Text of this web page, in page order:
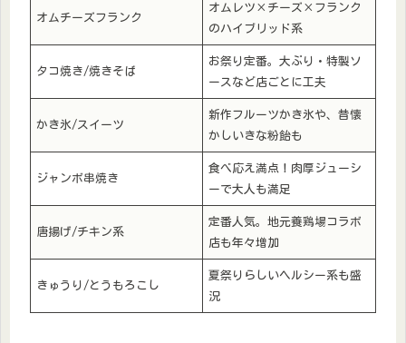
オムチーズフランク
オムレツ×チーズ×フランク
のハイブリッド系
タコ焼き/焼きそば
お祭り定番。大ぶり・特製ソ
ースなど店ごとに工夫
かき氷/スイーツ
新作フルーツかき氷や、昔懐
かしいきな粉飴も
ジャンボ串焼き
食べ応え満点！肉厚ジューシ
ーで大人も満足
唐揚げ/チキン系
定番人気。地元養鶏場コラボ
店も年々増加
きゅうり/とうもろこし
夏祭りらしいヘルシー系も盛
況